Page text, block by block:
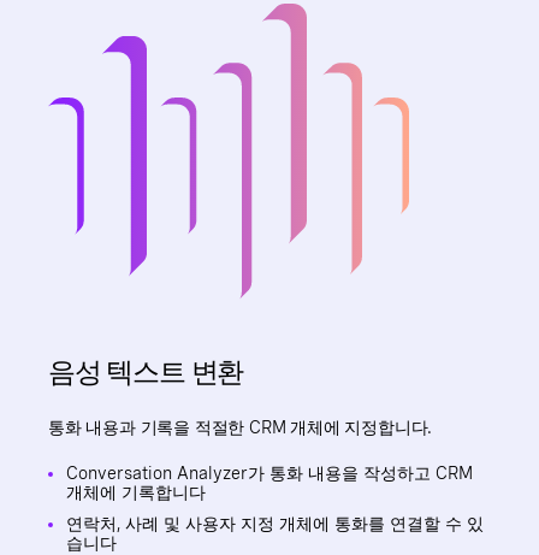
음성 텍스트 변환
통화 내용과 기록을 적절한 CRM 개체에 지정합니다.
Conversation Analyzer가 통화 내용을 작성하고 CRM
개체에 기록합니다
연락처, 사례 및 사용자 지정 개체에 통화를 연결할 수 있
습니다